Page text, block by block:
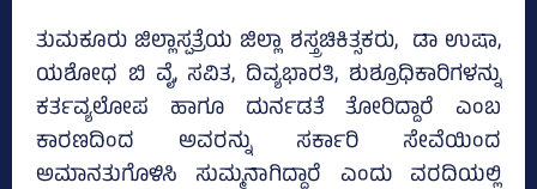
ತುಮಕೂರು ಜಿಲ್ಲಾಸ್ಪತ್ರೆಯ ಜಿಲ್ಲಾ ಶಸ್ತ್ರಚಿಕಿತ್ಸಕರು, ಡಾ ಉಷಾ,
ಯಶೋಧ ಬಿ ವೈ, ಸವಿತ, ದಿವ್ಯಭಾರತಿ, ಶುಶ್ರೂಧಿಕಾರಿಗಳನ್ನು
ಕರ್ತವ್ಯಲೋಪ ಹಾಗೂ ದುರ್ನಡತೆ ತೋರಿದ್ದಾರೆ ಎಂಬ
ಕಾರಣದಿಂದ ಅವರನ್ನು ಸರ್ಕಾರಿ ಸೇವೆಯಿಂದ
ಅಮಾನತುಗೊಳಿಸಿ ಸುಮ್ಮನಾಗಿದ್ದಾರೆ ಎಂದು ವರದಿಯಲ್ಲಿ